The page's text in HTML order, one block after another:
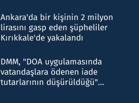
Ankara'da bir kişinin 2 milyon
lirasını gasp eden şüpheliler
Kırıkkale'de yakalandı
DMM, "DOA uygulamasında
vatandaşlara ödenen iade
tutarlarının düşürüldüğü"